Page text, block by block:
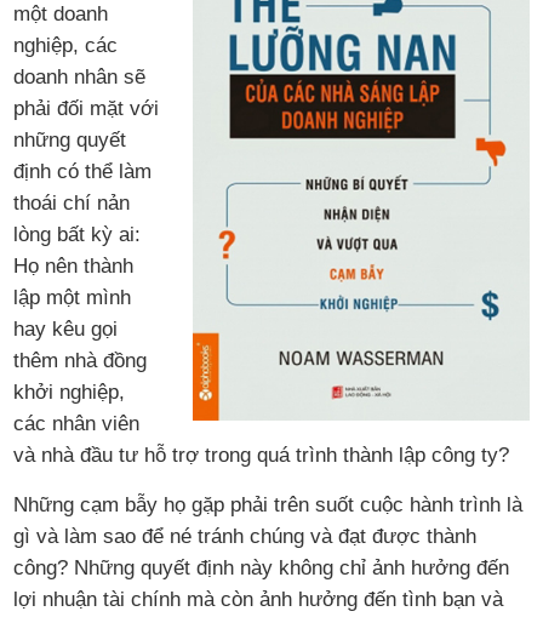
một doanh
nghiệp, các
doanh nhân sẽ
phải đối mặt với
những quyết
định có thể làm
thoái chí nản
lòng bất kỳ ai:
Họ nên thành
lập một mình
hay kêu gọi
thêm nhà đồng
khởi nghiệp,
các nhân viên
và nhà đầu tư hỗ trợ trong quá trình thành lập công ty?
Những cạm bẫy họ gặp phải trên suốt cuộc hành trình là
gì và làm sao để né tránh chúng và đạt được thành
công? Những quyết định này không chỉ ảnh hưởng đến
lợi nhuận tài chính mà còn ảnh hưởng đến tình bạn và